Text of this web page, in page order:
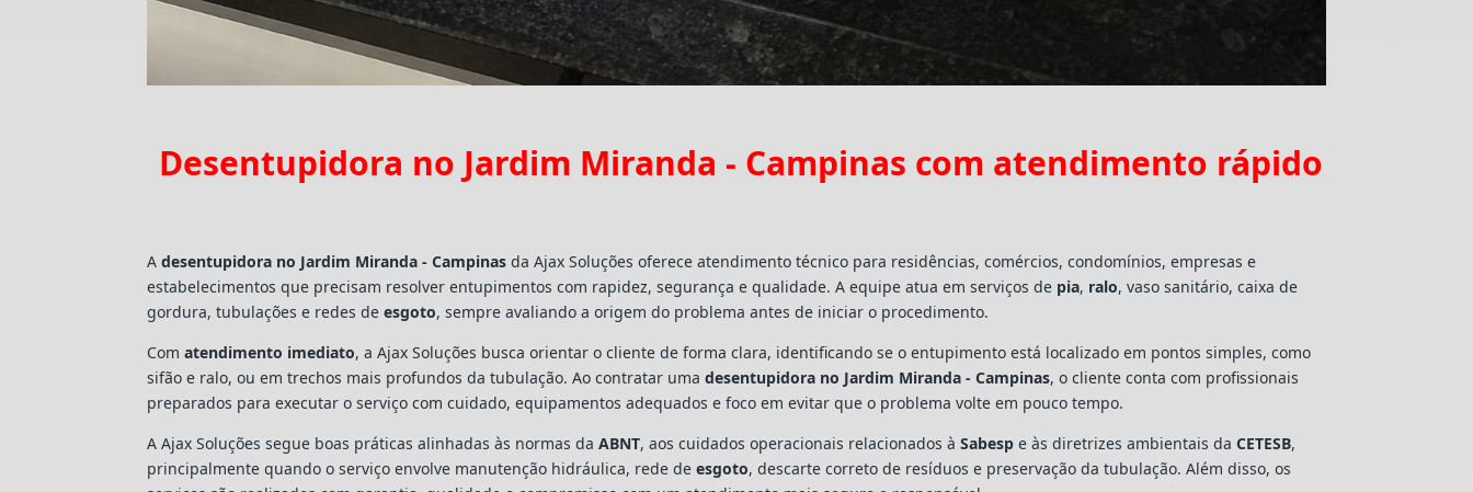
Desentupidora no Jardim Miranda - Campinas com atendimento rápido
Adesentupidora no Jardim Miranda - Campinas da Ajax Soluções oferece atendimento técnico para residências, comércios, condomínios, empresas e
estabelecimentos que precisam resolver entupimentos com rapidez, segurança e qualidade. A equipe atua em serviços de pia, ralo, vaso sanitário, caixa de
gordura, tubulações e redes deesgoto, sempre avaliando a origem do problema antes de iniciar o procedimento.
Comatendimento imediato, a Ajax Soluções busca orientar o cliente de forma clara, identificando se o entupimento está localizado em pontos simples, como
sifão e ralo, ou em trechos mais profundos da tubulação. Ao contratar umadesentupidora no Jardim Miranda - Campinas, o cliente conta com profissionais
preparados para executar o serviço com cuidado, equipamentos adequados e foco em evitar que o problema volte em pouco tempo.
A Ajax Soluções segue boas práticas alinhadas às normas daABNT, aos cuidados operacionais relacionados àSabesp e às diretrizes ambientais daCETESB,
principalmente quando o serviço envolve manutenção hidráulica, rede deesgoto, descarte correto de resíduos e preservação da tubulação. Além disso, os